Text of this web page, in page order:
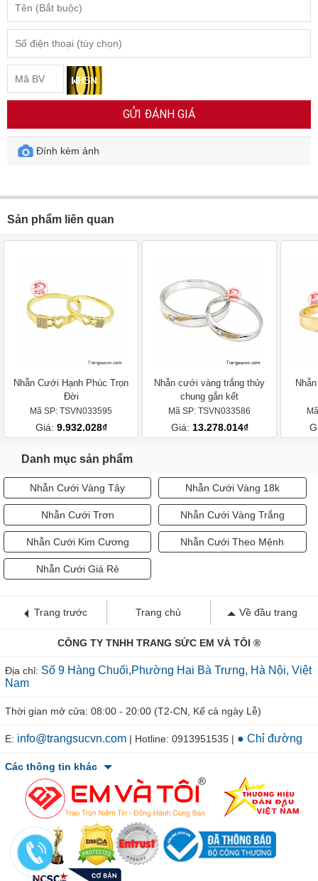
GỬI ĐÁNH GIÁ
Đính kèm ảnh
Sản phẩm liên quan
Nhẫn Cưới Hạnh Phúc Trọn
Đời
Mã SP: TSVN033595
Giá: 9.932.028₫
Nhẫn cưới vàng trắng thủy
chung gắn kết
Mã SP: TSVN033586
Giá: 13.278.014₫
Danh mục sản phẩm
Nhẫn Cưới Vàng Tây Nhẫn Cưới Vàng 18k
Nhẫn Cưới Trơn Nhẫn Cưới Vàng Trắng
Nhẫn Cưới Kim Cương Nhẫn Cưới Theo Mệnh
Nhẫn Cưới Giá Rẻ
Trang trước Trang chủ Về đầu trang
CÔNG TY TNHH TRANG SỨC EM VÀ TÔI ®
Địa chỉ: Số 9 Hàng Chuối,Phường Hai Bà Trưng, Hà Nội, Việt
Nam
Thời gian mở cửa: 08:00 - 20:00 (T2-CN, Kể cả ngày Lễ)
E: info@trangsucvn.com | Hotline: 0913951535 | ● Chỉ đường
Các thông tin khác